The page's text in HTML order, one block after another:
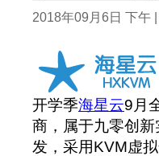
2018年09月6日 下午
开学季海星云9月
商，属于九零创
发，采用KVM虚